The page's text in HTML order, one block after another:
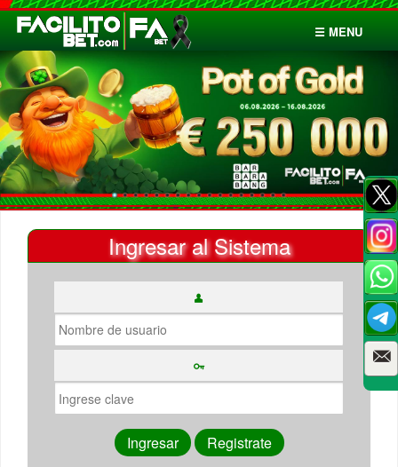
☰ MENU
Inicio
Apuestas
Cuentas
Ingresar al Sistema